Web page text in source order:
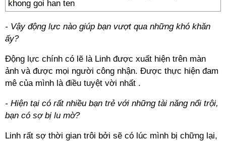
- Vậy động lực nào giúp bạn vượt qua những khó khăn
ấy?
Động lực chính có lẽ là Linh được xuất hiện trên màn
ảnh và được mọi người công nhận. Được thực hiện đam
mê của mình là điều tuyệt vời nhất .
- Hiện tại có rất nhiều bạn trẻ với những tài năng nổi trội,
bạn có sợ bị lu mờ?
Linh rất sợ thời gian trôi bởi sẽ có lúc mình bị chững lại,